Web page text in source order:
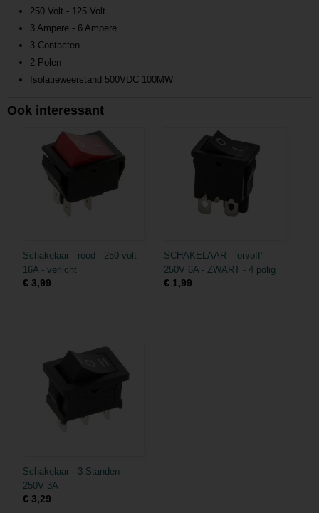
250 Volt - 125 Volt
3 Ampere - 6 Ampere
3 Contacten
2 Polen
Isolatieweerstand 500VDC 100MW
Ook interessant
Schakelaar - rood - 250 volt -
16A - verlicht
€ 3,99
SCHAKELAAR - ‘on/off’ -
250V 6A - ZWART - 4 polig
€ 1,99
Schakelaar - 3 Standen -
250V 3A
€ 3,29